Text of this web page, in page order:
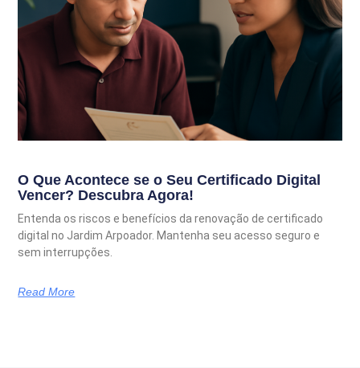
O Que Acontece se o Seu Certificado Digital
Vencer? Descubra Agora!
Entenda os riscos e benefícios da renovação de certificado
digital no Jardim Arpoador. Mantenha seu acesso seguro e
sem interrupções.
Read More